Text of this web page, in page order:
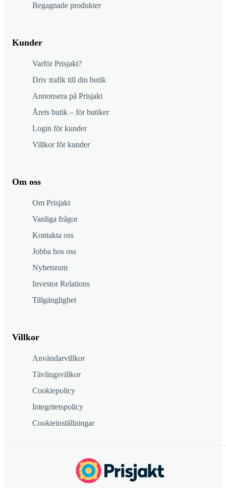
Begagnade produkter
Kunder
Varför Prisjakt?
Driv trafik till din butik
Annonsera på Prisjakt
Årets butik – för butiker
Login för kunder
Villkor för kunder
Om oss
Om Prisjakt
Vanliga frågor
Kontakta oss
Jobba hos oss
Nyhetsrum
Investor Relations
Tillgänglighet
Villkor
Användarvillkor
Tävlingsvillkor
Cookiepolicy
Integritetspolicy
Cookieinställningar